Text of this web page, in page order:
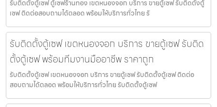
รับติดตั้งตู้เซฟ ตู้เซฟร้านทอง เขตหนองจอก บริการ ขายตู้เซฟ รับติดตั้งตู้
เซฟ ติดต่อสอบถามได้ตลอด พร้อมให้บริการทั่วไทย รั
รับติดตั้งตู้เซฟ เขตหนองจอก บริการ ขายตู้เซฟ รับติด
ตั้งตู้เซฟ พร้อมทีมงานมืออาชีพ ราคาถูก
รับติดตั้งตู้เซฟ เขตหนองจอก บริการ ขายตู้เซฟ รับติดตั้งตู้เซฟ ติดต่อ
สอบถามได้ตลอด พร้อมให้บริการทั่วไทย รับติดตั้งตู้เซฟ